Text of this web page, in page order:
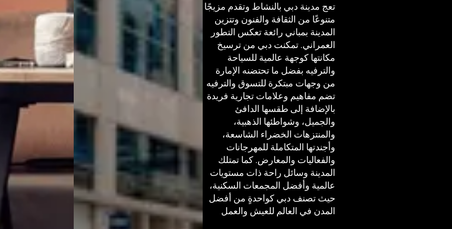
تعج مدينة دبي بالنشاط وتقدم مزيجًا
متنوعًا من الثقافة والفنون وتتزين
المدينة بمباني رائعة تعكس التطور
العمراني. تمكنت دبي من ترسيخ
مكانتها كوجهة عالمية للسياحة
والترفيه بفضل ما تحتضنه الإمارة
من وجهات مبتكرة للتسوق والترفيه
تضم مفاهيم وعلامات تجارية فريدة
بالإضافة إلى طقسها الدافئ
والجميل، وشواطئها الذهبية،
والمنتزهات الخضراء الشاسعة،
وأجندتها المتكاملة للمهرجانات
والفعاليات والمعارض. كما تمتلك
المدينة وسائل راحة ذات مستويات
عالمية وأفضل المجمعات السكنية،
حيث تصنف دبي كواحدةٍ من أفضل
المدن في العالم للعيش والعمل